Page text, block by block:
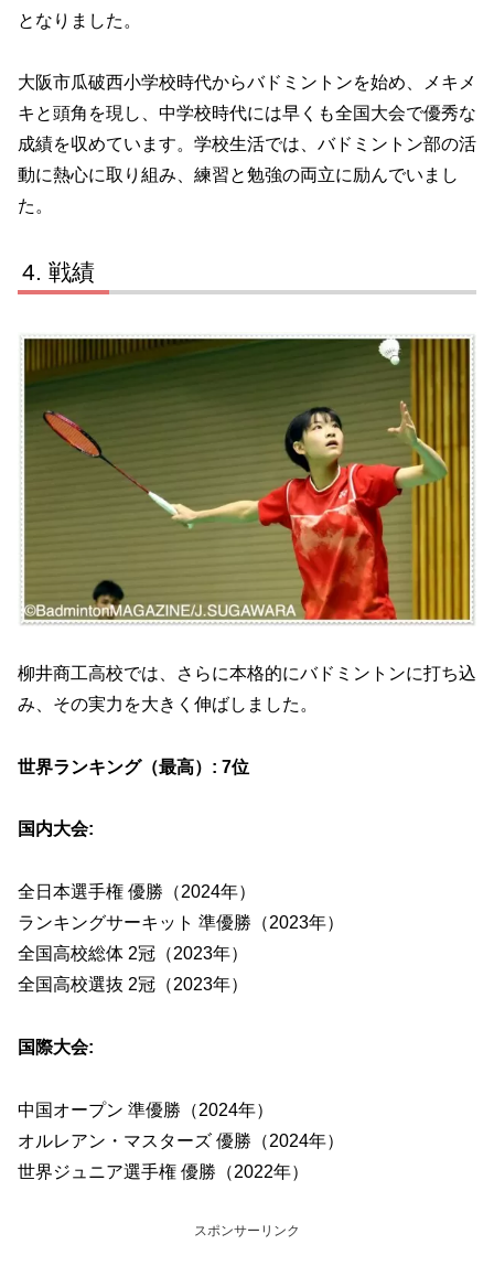
となりました。
大阪市瓜破西小学校時代からバドミントンを始め、メキメ
キと頭角を現し、中学校時代には早くも全国大会で優秀な
成績を収めています。学校生活では、バドミントン部の活
動に熱心に取り組み、練習と勉強の両立に励んでいまし
た。
戦績
柳井商工高校では、さらに本格的にバドミントンに打ち込
み、その実力を大きく伸ばしました。
世界ランキング（最高）: 7位
国内大会:
全日本選手権 優勝（2024年）
ランキングサーキット 準優勝（2023年）
全国高校総体 2冠（2023年）
全国高校選抜 2冠（2023年）
国際大会:
中国オープン 準優勝（2024年）
オルレアン・マスターズ 優勝（2024年）
世界ジュニア選手権 優勝（2022年）
スポンサーリンク